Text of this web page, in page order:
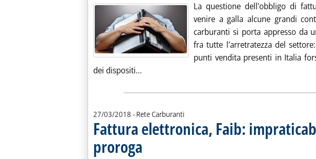
La questione dell'obbligo di
venire a galla alcune grandi
carburanti si porta appresso da
fra tutte l'arretratezza del
punti vendita presenti in Italia
dei dispositi... Leggi tutta la notizia: 'La fattura elettronica
27/03/2018 - Rete Carburanti
Fattura elettronica, Faib:
proroga . Sottotitolo: L'anticipo a luglio 2018 “discriminatorio e inspiegabile.